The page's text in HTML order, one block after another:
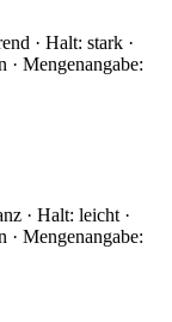
· Halt: stark ·
· Mengenangabe:
· Halt: leicht ·
· Mengenangabe: